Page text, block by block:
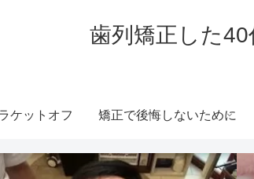
歯列矯正した
ケットオフ 矯正で後悔しないために